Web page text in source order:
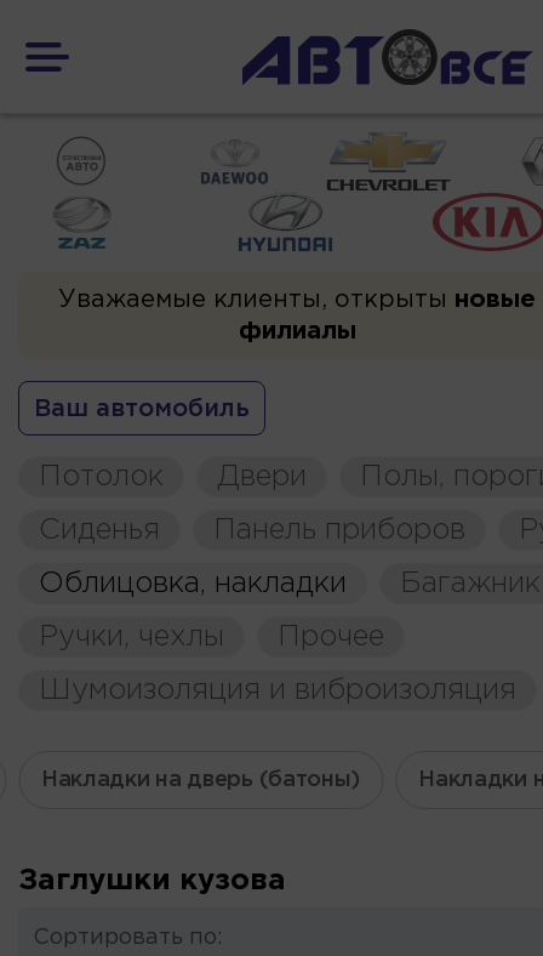
Уважаемые клиенты, открыты новые
филиалы
Ваш автомобиль
Потолок Двери
Полы,
Сиденья
Панель приборов
Облицовка, накладки
Багажник
Ручки, чехлы
Прочее
Шумоизоляция и виброизоляция
Накладки на дверь (батоны) Накладки
Заглушки кузова
Сортировать по: